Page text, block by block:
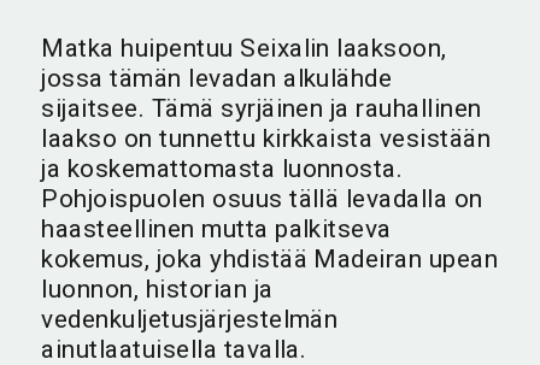
Matka huipentuu Seixalin laaksoon,
jossa tämän levadan alkulähde
sijaitsee. Tämä syrjäinen ja rauhallinen
laakso on tunnettu kirkkaista vesistään
ja koskemattomasta luonnosta.
Pohjoispuolen osuus tällä levadalla on
haasteellinen mutta palkitseva
kokemus, joka yhdistää Madeiran upean
luonnon, historian ja
vedenkuljetusjärjestelmän
ainutlaatuisella tavalla.